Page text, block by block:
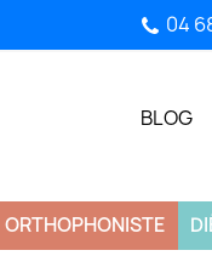
04
BLOG
ORTHOPHONISTE